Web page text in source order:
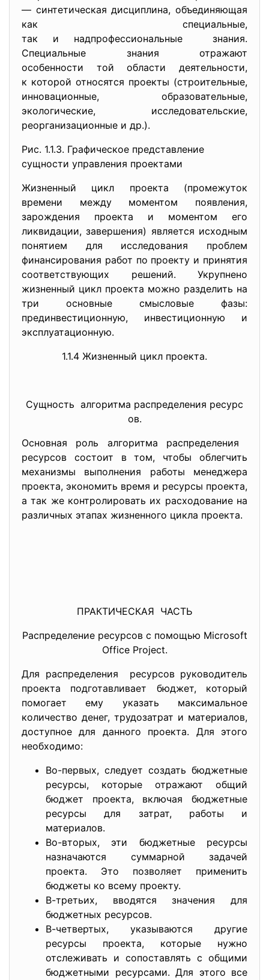
— синтетическая дисциплина, объединяющая
как специальные,
так и надпрофессиональные знания.
Специальные знания отражают
особенности той области деятельности,
к которой относятся проекты (строительные,
инновационные, образовательные,
экологические, исследовательские,
реорганизационные и др.).
Рис. 1.1.3. Графическое представление
сущности управления проектами
Жизненный цикл проекта (промежуток
времени между моментом появления,
зарождения проекта и моментом его
ликвидации, завершения) является исходным
понятием для исследования проблем
финансирования работ по проекту и принятия
соответствующих решений. Укрупнено
жизненный цикл проекта можно разделить на
три основные смысловые фазы:
прединвестиционную, инвестиционную и
эксплуатационную.
1.1.4 Жизненный цикл проекта.
Сущность алгоритма распределения ресурс
ов.
Основная роль алгоритма распределения
ресурсов состоит в том, чтобы облегчить
механизмы выполнения работы менеджера
проекта, экономить время и ресурсы проекта,
а так же контролировать их расходование на
различных этапах жизненного цикла проекта.
ПРАКТИЧЕСКАЯ ЧАСТЬ
Распределение ресурсов с помощью Microsoft
Office Project.
Для распределения ресурсов руководитель
проекта подготавливает бюджет, который
помогает ему указать максимальное
количество денег, трудозатрат и материалов,
доступное для данного проекта. Для этого
необходимо:
Во-первых, следует создать бюджетные
ресурсы, которые отражают общий
бюджет проекта, включая бюджетные
ресурсы для затрат, работы и
материалов.
Во-вторых, эти бюджетные ресурсы
назначаются суммарной задачей
проекта. Это позволяет применить
бюджеты ко всему проекту.
В-третьих, вводятся значения для
бюджетных ресурсов.
В-четвертых, указываются другие
ресурсы проекта, которые нужно
отслеживать и сопоставлять с общими
бюджетными ресурсами. Для этого все